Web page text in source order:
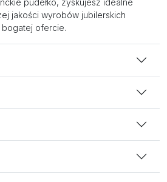
pudełko, zyskujesz idealne
jakości wyrobów jubilerskich
ofercie.